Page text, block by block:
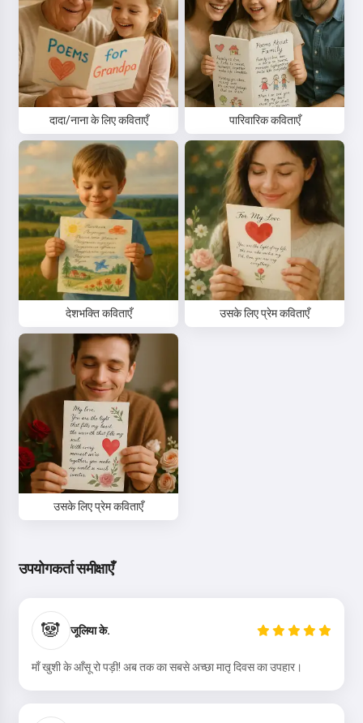
दादा/नाना के लिए कविताएँ पारिवारिक कविताएँ
देशभक्ति कविताएँ उसके लिए प्रेम कविताएँ
उसके लिए प्रेम कविताएँ
उपयोगकर्ता समीक्षाएँ
🐼 जूलिया के.
माँ खुशी के आँसू रो पड़ी! अब तक का सबसे अच्छा मातृ दिवस का उपहार।
नमस्ते 👋
मैं गाने बना सकता हूँ, कविताएँ और शुभकामनाएँ
लिख सकता हूँ 🥰
गोपनीयता नीति
वापसी नीति